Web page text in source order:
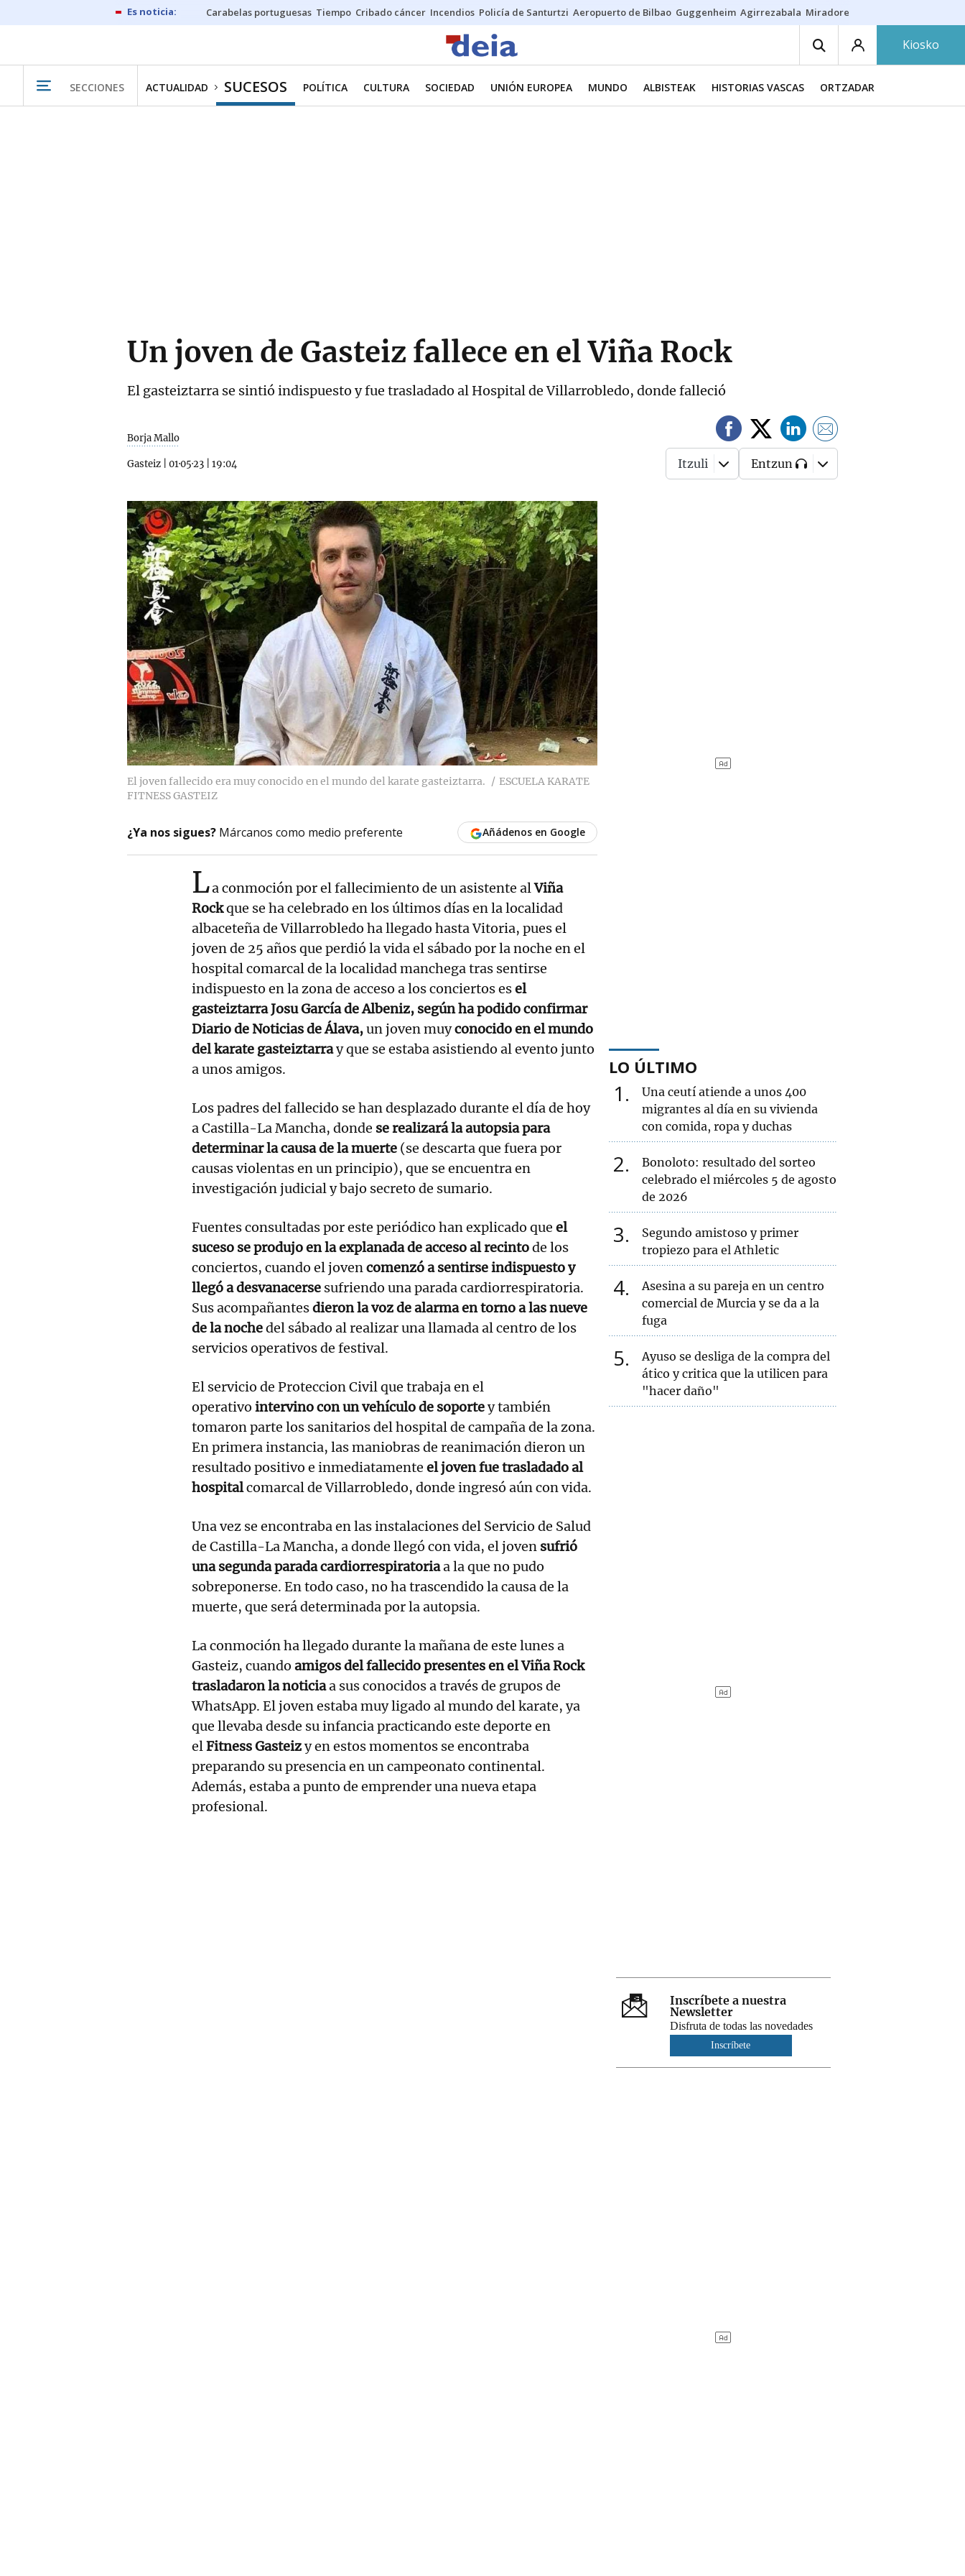
Carabelas portuguesas Tiempo Cribado cáncer Incendios Policía de Santurtzi Aeropuerto de Bilbao Guggenheim Agirrezabala Miradores en Bilbao
Kiosko
SECCIONES ACTUALIDAD SUCESOS POLÍTICA CULTURA SOCIEDAD UNIÓN EUROPEA MUNDO ALBISTEAK HISTORIAS VASCAS ORTZADAR
Un joven de Gasteiz fallece en el Viña Rock
El gasteiztarra se sintió indispuesto y fue trasladado al Hospital de Villarrobledo, donde falleció
Borja Mallo
Gasteiz 01·05·23 19:04 Itzuli Entzun
El joven fallecido era muy conocido en el mundo del karate gasteiztarra.
ESCUELA KARATE
FITNESS GASTEIZ
¿Ya nos sigues? Márcanos como medio preferente Añádenos en Google
La conmoción por el fallecimiento de un asistente alViña
Rockque se ha celebrado en los últimos días en la localidad
albaceteña de Villarrobledo ha llegado hasta Vitoria, pues el
joven de 25 años que perdió la vida el sábado por la noche en el
hospital comarcal de la localidad manchega tras sentirse
indispuesto en la zona de acceso a los conciertos esel
gasteiztarra Josu García de Albeniz, según ha podido confirmar
Diario de Noticias de Álava,un joven muyconocido en el mundo
del karate gasteiztarray que se estaba asistiendo al evento junto
a unos amigos.
Los padres del fallecido se han desplazado durante el día de hoy
a Castilla-La Mancha, donde se realizará la autopsia para
determinar la causa de la muerte (se descarta que fuera por
causas violentas en un principio), que se encuentra en
investigación judicial y bajo secreto de sumario.
Fuentes consultadas por este periódico han explicado que el
suceso se produjo en la explanada de acceso al recintode los
conciertos, cuando el jovencomenzó a sentirse indispuesto y
llegó a desvanacerse sufriendo una parada cardiorrespiratoria.
Sus acompañantesdieron la voz de alarma en torno a las nueve
de la nochedel sábado al realizar una llamada al centro de los
servicios operativos de festival.
El servicio de Proteccion Civil que trabaja en el
operativo intervino con un vehículo de soportey también
tomaron parte los sanitarios del hospital de campaña de la zona.
En primera instancia, las maniobras de reanimación dieron un
resultado positivo e inmediatamente el joven fue trasladado al
hospitalcomarcal de Villarrobledo, donde ingresó aún con vida.
Una vez se encontraba en las instalaciones del Servicio de Salud
de Castilla-La Mancha, a donde llegó con vida, el joven sufrió
una segunda parada cardiorrespiratoriaa la que no pudo
sobreponerse. En todo caso, no ha trascendido la causa de la
muerte, que será determinada por la autopsia.
La conmoción ha llegado durante la mañana de este lunes a
Gasteiz, cuando amigos del fallecido presentes en el Viña Rock
trasladaron la noticiaa sus conocidos a través de grupos de
WhatsApp. El joven estaba muy ligado al mundo del karate, ya
que llevaba desde su infancia practicando este deporte en
elFitness Gasteizy en estos momentos se encontraba
preparando su presencia en un campeonato continental.
Además, estaba a punto de emprender una nueva etapa
profesional.
LO ÚLTIMO
1
Una ceutí atiende a unos 400
migrantes al día en su vivienda
con comida, ropa y duchas
2
Bonoloto: resultado del sorteo
celebrado el miércoles 5 de agosto
de 2026
3
Segundo amistoso y primer
tropiezo para el Athletic
4
Asesina a su pareja en un centro
comercial de Murcia y se da a la
fuga
5
Ayuso se desliga de la compra del
ático y critica que la utilicen para
"hacer daño"
Inscríbete a nuestra
Newsletter
Disfruta de todas las novedades
Inscríbete